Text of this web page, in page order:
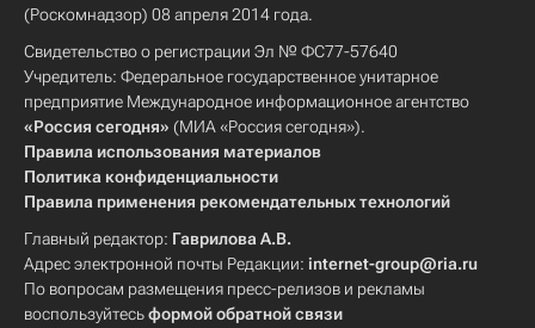
(Роскомнадзор) 08 апреля 2014 года.
Свидетельство о регистрации Эл № ФС77-57640
Учредитель: Федеральное государственное унитарное
предприятие Международное информационное агентство
«Россия сегодня» (МИА «Россия сегодня»).
Правила использования материалов
Политика конфиденциальности
Правила применения рекомендательных технологий
Главный редактор: Гаврилова А.В.
Адрес электронной почты Редакции: internet-group@ria.ru
По вопросам размещения пресс-релизов и рекламы
воспользуйтесьформой обратной связи